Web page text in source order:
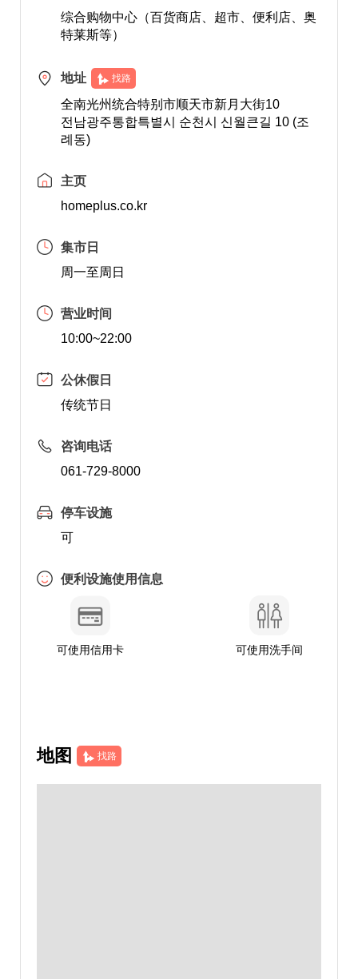
综合购物中心（百货商店、超市、便利店、奥
特莱斯等）
地址 找路
全南光州统合特别市顺天市新月大街10
전남광주통합특별시 순천시 신월큰길 10 (조
례동)
主页
homeplus.co.kr
集市日
周一至周日
营业时间
10:00~22:00
公休假日
传统节日
咨询电话
061-729-8000
停车设施
可
便利设施使用信息
可使用信用卡 可使用洗手间
地图 找路